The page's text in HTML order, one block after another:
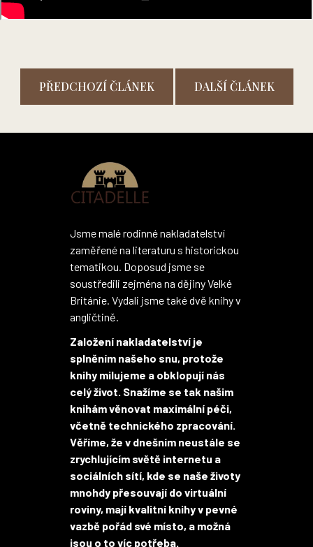
PŘEDCHOZÍ ČLÁNEK DALŠÍ ČLÁNEK
Jsme malé rodinné nakladatelství
zaměřené na literaturu s historickou
tematikou. Doposud jsme se
soustředili zejména na dějiny Velké
Británie. Vydali jsme také dvě knihy v
angličtině.
Založení nakladatelství je
splněním našeho snu, protože
knihy milujeme a obklopují nás
celý život. Snažíme se tak našim
knihám věnovat maximální péči,
včetně technického zpracování.
Věříme, že v dnešním neustále se
zrychlujícím světě internetu a
sociálních sítí, kde se naše životy
mnohdy přesouvají do virtuální
roviny, mají kvalitní knihy v pevné
vazbě pořád své místo, a možná
jsou o to víc potřeba.